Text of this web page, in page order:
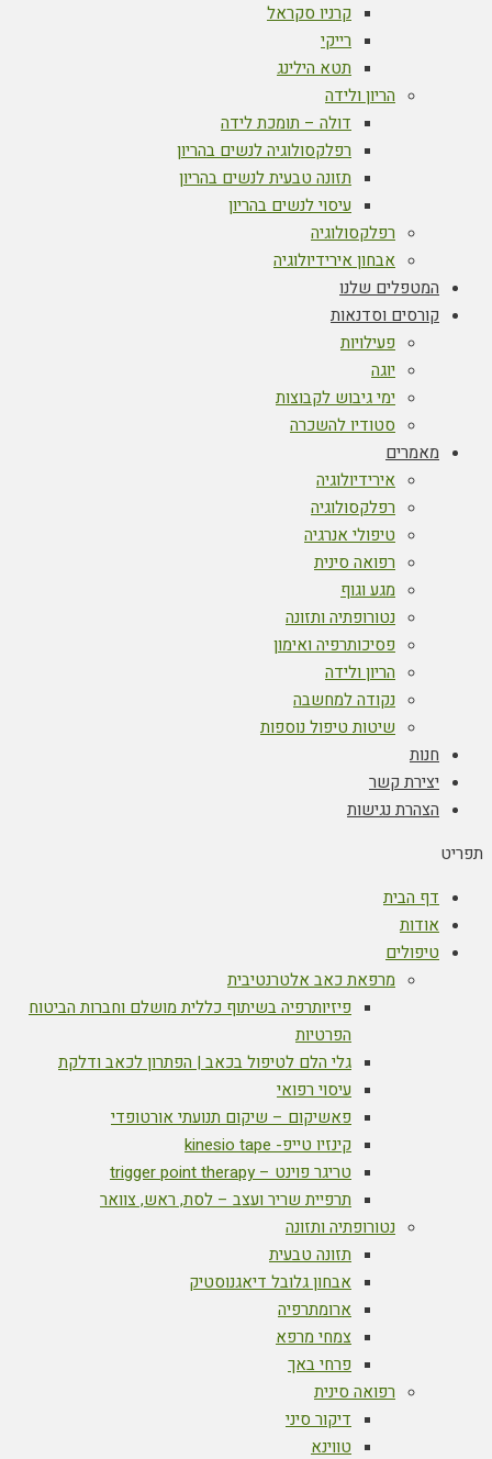
קרניו סקראל
רייקי
תטא הילינג
הריון ולידה
דולה – תומכת לידה
רפלקסולוגיה לנשים בהריון
תזונה טבעית לנשים בהריון
עיסוי לנשים בהריון
רפלקסולוגיה
אבחון אירידיולוגיה
המטפלים שלנו
קורסים וסדנאות
פעילויות
יוגה
ימי גיבוש לקבוצות
סטודיו להשכרה
מאמרים
אירידיולוגיה
רפלקסולוגיה
טיפולי אנרגיה
רפואה סינית
מגע וגוף
נטורופתיה ותזונה
פסיכותרפיה ואימון
הריון ולידה
נקודה למחשבה
שיטות טיפול נוספות
חנות
יצירת קשר
הצהרת נגישות
תפריט
דף הבית
אודות
טיפולים
מרפאת כאב אלטרנטיבית
פיזיותרפיה בשיתוף כללית מושלם וחברות הביטוח
הפרטיות
גלי הלם לטיפול בכאב | הפתרון לכאב ודלקת
עיסוי רפואי
פאשיקום – שיקום תנועתי אורטופדי
קינזיו טייפ- kinesio tape
טריגר פוינט – trigger point therapy
תרפיית שריר ועצב – לסת, ראש, צוואר
נטורופתיה ותזונה
תזונה טבעית
אבחון גלובל דיאגנוסטיק
ארומתרפיה
צמחי מרפא
פרחי באך
רפואה סינית
דיקור סיני
טווינא